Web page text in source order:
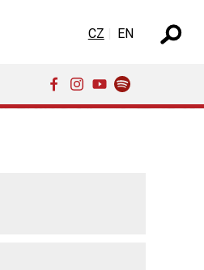
Zvolte jazyk
CZ EN